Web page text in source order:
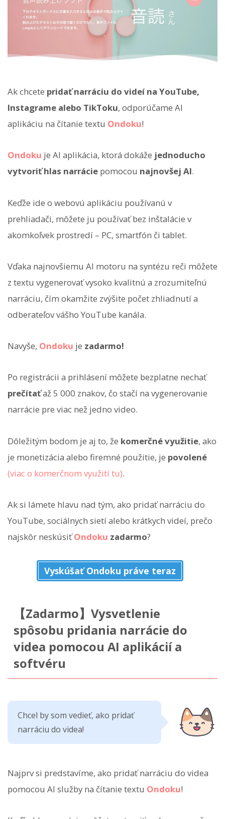
Ak chcete pridať narráciu do videí na YouTube,
Instagrame alebo TikToku, odporúčame AI
aplikáciu na čítanie textu Ondoku!
Ondoku je AI aplikácia, ktorá dokáže jednoducho
vytvoriť hlas narrácie pomocou najnovšej AI.
Keďže ide o webovú aplikáciu používanú v
prehliadači, môžete ju používať bez inštalácie v
akomkoľvek prostredí – PC, smartfón či tablet.
Vďaka najnovšiemu AI motoru na syntézu reči môžete
z textu vygenerovať vysoko kvalitnú a zrozumiteľnú
narráciu, čím okamžite zvýšite počet zhliadnutí a
odberateľov vášho YouTube kanála.
Navyše, Ondoku je zadarmo!
Po registrácii a prihlásení môžete bezplatne nechať
prečítaťaž 5 000 znakov, čo stačí na vygenerovanie
narrácie pre viac než jedno video.
Dôležitým bodom je aj to, že komerčné využitie, ako
je monetizácia alebo firemné použitie, je povolené
(viac o komerčnom využití tu).
Ak si lámete hlavu nad tým, ako pridať narráciu do
YouTube, sociálnych sietí alebo krátkych videí, prečo
najskôr neskúsiťOndoku zadarmo?
Vyskúšať Ondoku práve teraz
【Zadarmo】Vysvetlenie
spôsobu pridania narrácie do
videa pomocou AI aplikácií a
softvéru
Chcel by som vedieť, ako pridať
narráciu do videa!
Najprv si predstavíme, ako pridať narráciu do videa
pomocou AI služby na čítanie textu Ondoku!